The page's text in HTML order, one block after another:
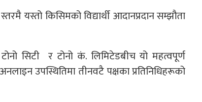
यस्तो किसिमको विद्यार्थी आदानप्रदान सम्झौता
सिटी र टोनो कं. लिमिटेडबीच यो महत्वपूर्ण
उपस्थितिमा तीनवटै पक्षका प्रतिनिधिहरूको